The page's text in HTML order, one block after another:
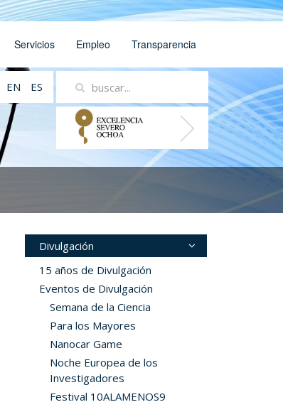
Servicios Empleo Transparencia
EN ES
Divulgación
15 años de Divulgación
Eventos de Divulgación
Semana de la Ciencia
Para los Mayores
Nanocar Game
Noche Europea de los
Investigadores
Festival 10ALAMENOS9